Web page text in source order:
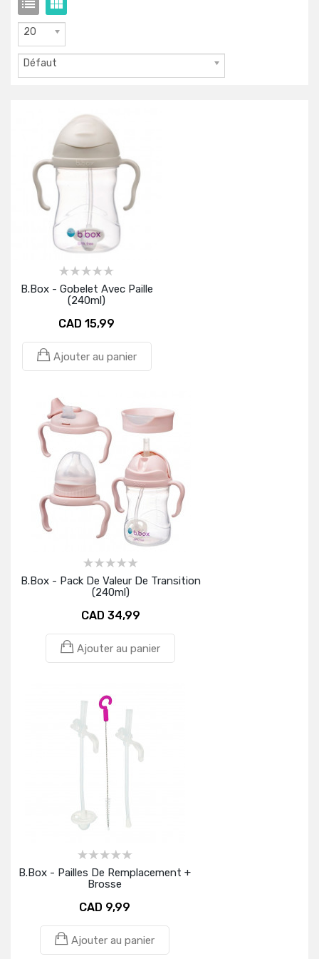
20
Défaut
B.Box - Gobelet Avec Paille
(240ml)
CAD 15,99
Ajouter au panier
B.Box - Pack De Valeur De Transition
(240ml)
CAD 34,99
Ajouter au panier
B.Box - Pailles De Remplacement +
Brosse
CAD 9,99
Ajouter au panier